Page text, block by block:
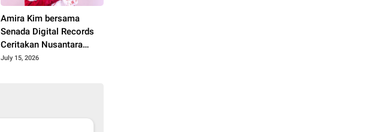
Amira Kim bersama
Senada Digital Records
Ceritakan Nusantara
Lewat Nada
July 15, 2026